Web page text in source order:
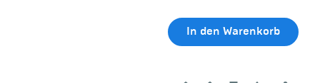
In den Warenkorb